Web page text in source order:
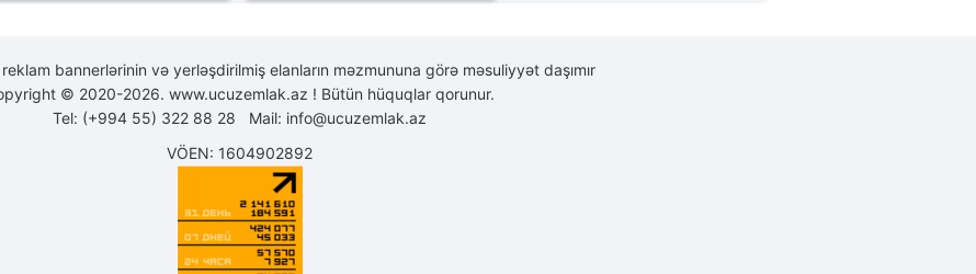
bannerlərinin və yerləşdirilmiş elanların məzmununa görə məsuliyyət daşımır
© 2020-2026. www.ucuzemlak.az ! Bütün hüquqlar qorunur.
Tel: (+994 55) 322 88 28 Mail: info@ucuzemlak.az
VÖEN: 1604902892